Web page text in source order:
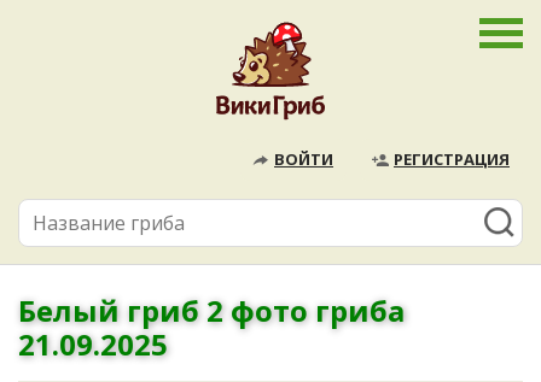
ВОЙТИ РЕГИСТРАЦИЯ
Белый гриб 2 фото гриба
21.09.2025